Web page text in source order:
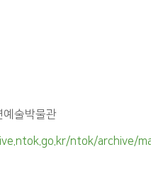
예술박물관
ntok/archive/